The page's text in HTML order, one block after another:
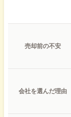
売却前の不安
会社を選んだ理由